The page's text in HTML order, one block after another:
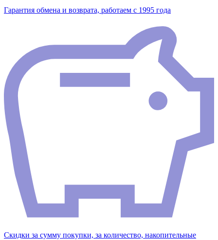
Гарантия обмена и возврата, работаем с 1995 года
Скидки за сумму покупки, за количество, накопительные